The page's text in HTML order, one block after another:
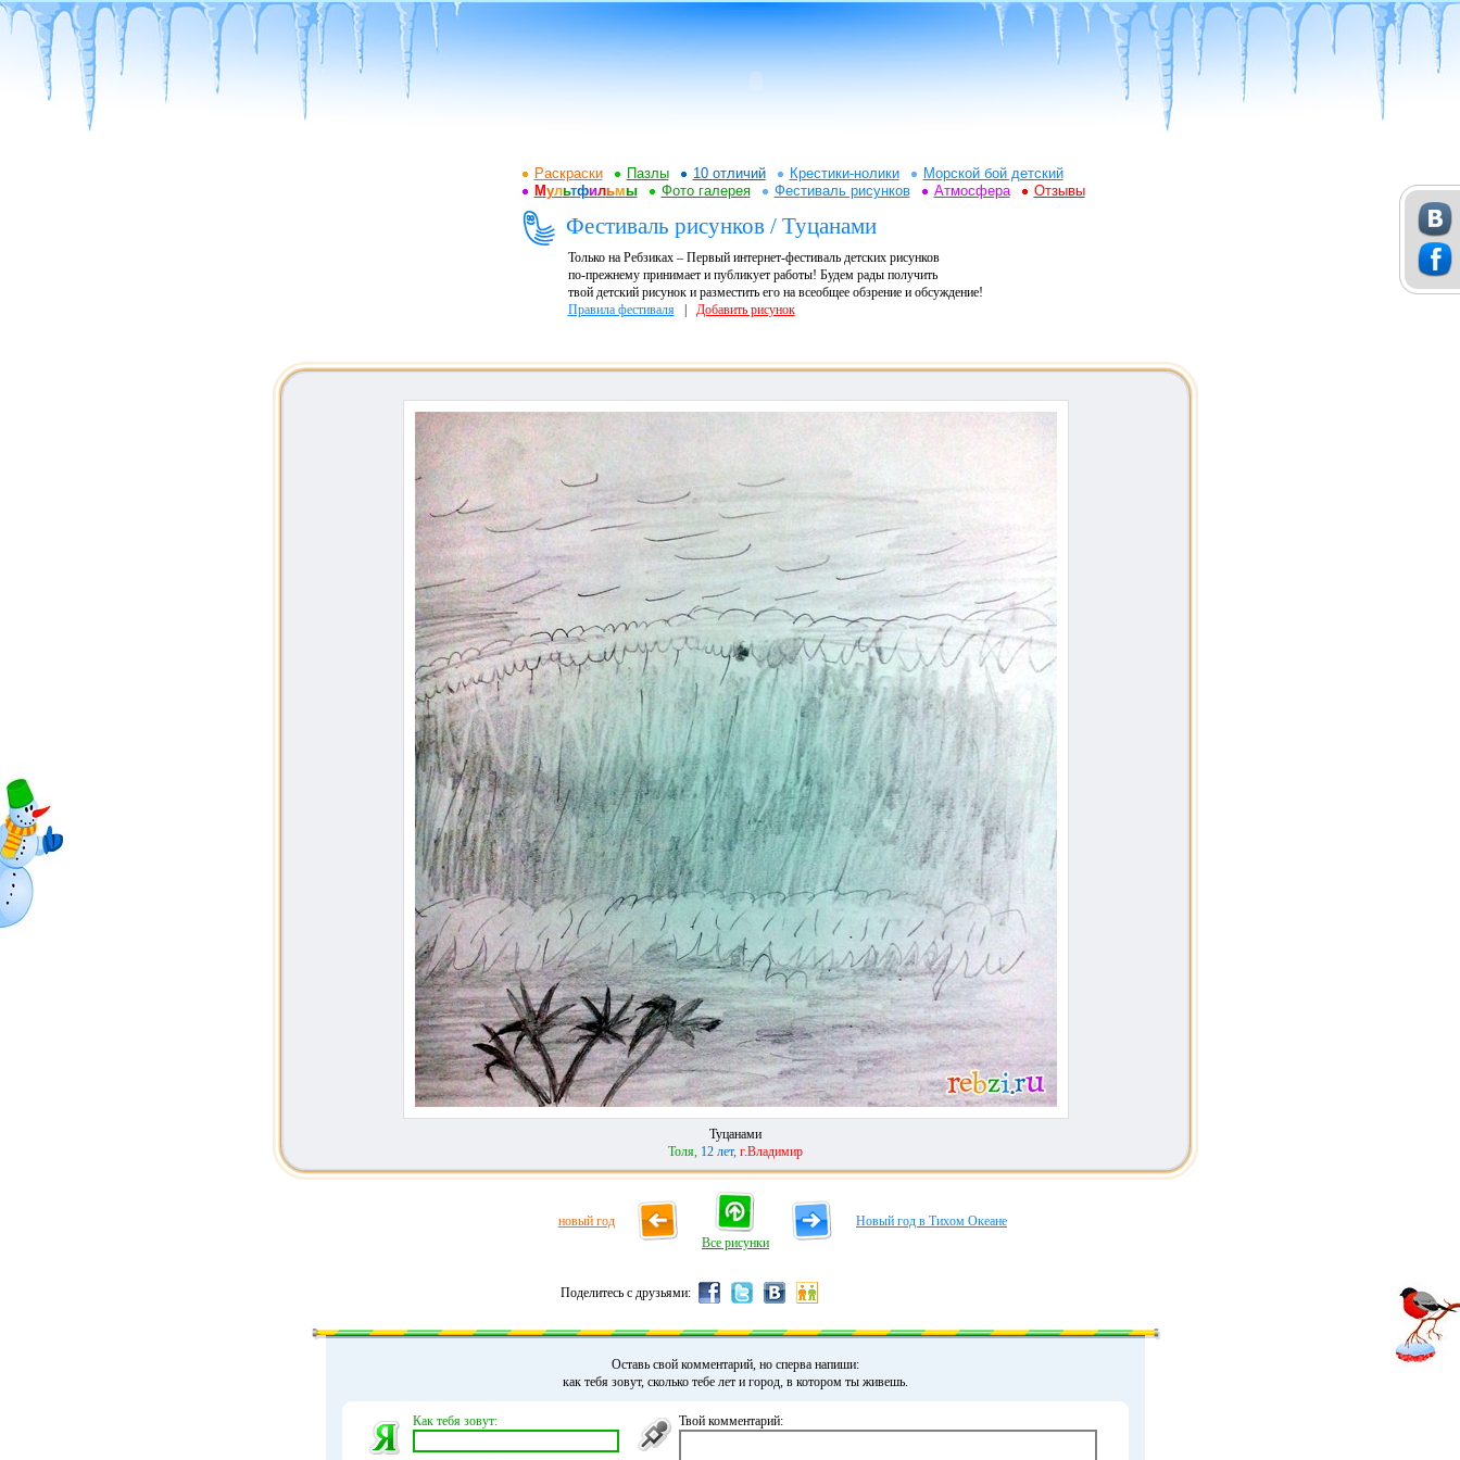
Раскраски Пазлы 10 отличий Крестики-нолики
Морской бой детский
Мультфильмы Фото галерея Фестиваль рисунков Атмосфера Отзывы
Фестиваль рисунков / Туцанами
Только на Ребзиках – Первый интернет-фестиваль детских рисунков
по-прежнему принимает и публикует работы! Будем рады получить
твой детский рисунок и разместить его на всеобщее обзрение и обсуждение!
Правила фестиваля| Добавить рисунок
Туцанами
Толя, 12 лет, г.Владимир
новый год
Все рисунки
Новый год в Тихом Океане
Поделитесь с друзьями:
Оставь свой комментарий, но сперва напиши:
как тебя зовут, сколько тебе лет и город, в котором ты живешь.
Как тебя зовут: Твой комментарий: